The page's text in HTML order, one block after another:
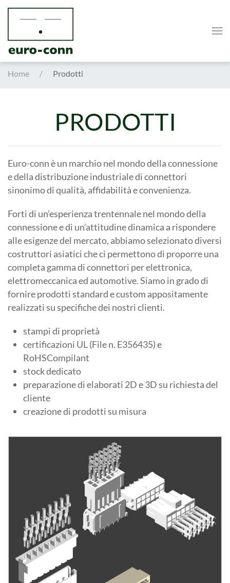
Skip to main content
Home Prodotti
PRODOTTI
Euro-conn è un marchio nel mondo della connessione
e della distribuzione industriale di connettori
sinonimo di qualità, affidabilità e convenienza.
Forti di un’esperienza trentennale nel mondo della
connessione e di un’attitudine dinamica a rispondere
alle esigenze del mercato, abbiamo selezionato diversi
costruttori asiatici che ci permettono di proporre una
completa gamma di connettori per elettronica,
elettromeccanica ed automotive. Siamo in grado di
fornire prodotti standard e custom appositamente
realizzati su specifiche dei nostri clienti.
stampi di proprietà
certificazioni UL (File n. E356435) e
RoHSCompilant
stock dedicato
preparazione di elaborati 2D e 3D su richiesta del
cliente
creazione di prodotti su misura